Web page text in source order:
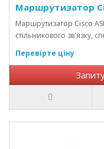
Маршрутизатор
Маршрутизатор Cisco
стільникового зв'язку,
Перевірте ціну